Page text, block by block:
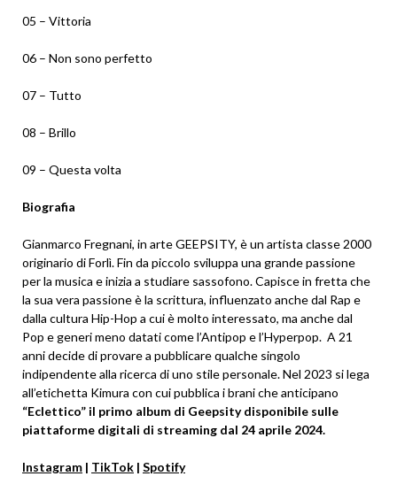
05 – Vittoria
06 – Non sono perfetto
07 – Tutto
08 – Brillo
09 – Questa volta
Biografia
Gianmarco Fregnani, in arte GEEPSITY, è un artista classe 2000
originario di Forlì. Fin da piccolo sviluppa una grande passione
per la musica e inizia a studiare sassofono. Capisce in fretta che
la sua vera passione è la scrittura, influenzato anche dal Rap e
dalla cultura Hip-Hop a cui è molto interessato, ma anche dal
Pop e generi meno datati come l’Antipop e l’Hyperpop. A 21
anni decide di provare a pubblicare qualche singolo
indipendente alla ricerca di uno stile personale. Nel 2023 si lega
all’etichetta Kimura con cui pubblica i brani che anticipano
“Eclettico” il primo album di Geepsity disponibile sulle
piattaforme digitali di streaming dal 24 aprile 2024.
Instagram | TikTok | Spotify